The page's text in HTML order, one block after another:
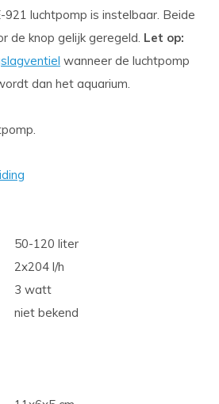
luchtpomp is instelbaar. Beide
de knop gelijk geregeld. Let op:
wanneer de luchtpomp
dan het aquarium.
50-120 liter
2x204 l/h
3 watt
niet bekend